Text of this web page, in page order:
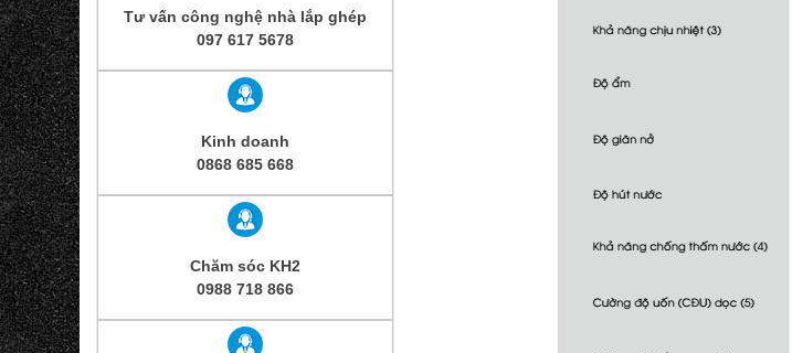
Tư vấn công nghệ nhà lắp ghép
097 617 5678
Kinh doanh
0868 685 668
Chăm sóc KH2
0988 718 866